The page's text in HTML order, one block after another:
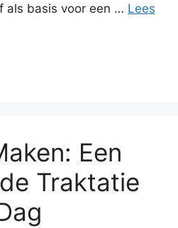
als basis voor een … Lees
Een
Traktatie